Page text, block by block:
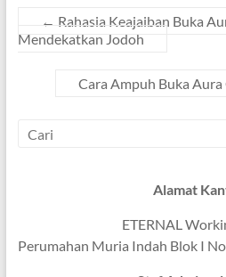
← Rahasia Keajaiban Buka
Mendekatkan Jodoh
Cara Ampuh Buka Aura
Alamat
ETERNAL
Perumahan Muria Indah Blok I